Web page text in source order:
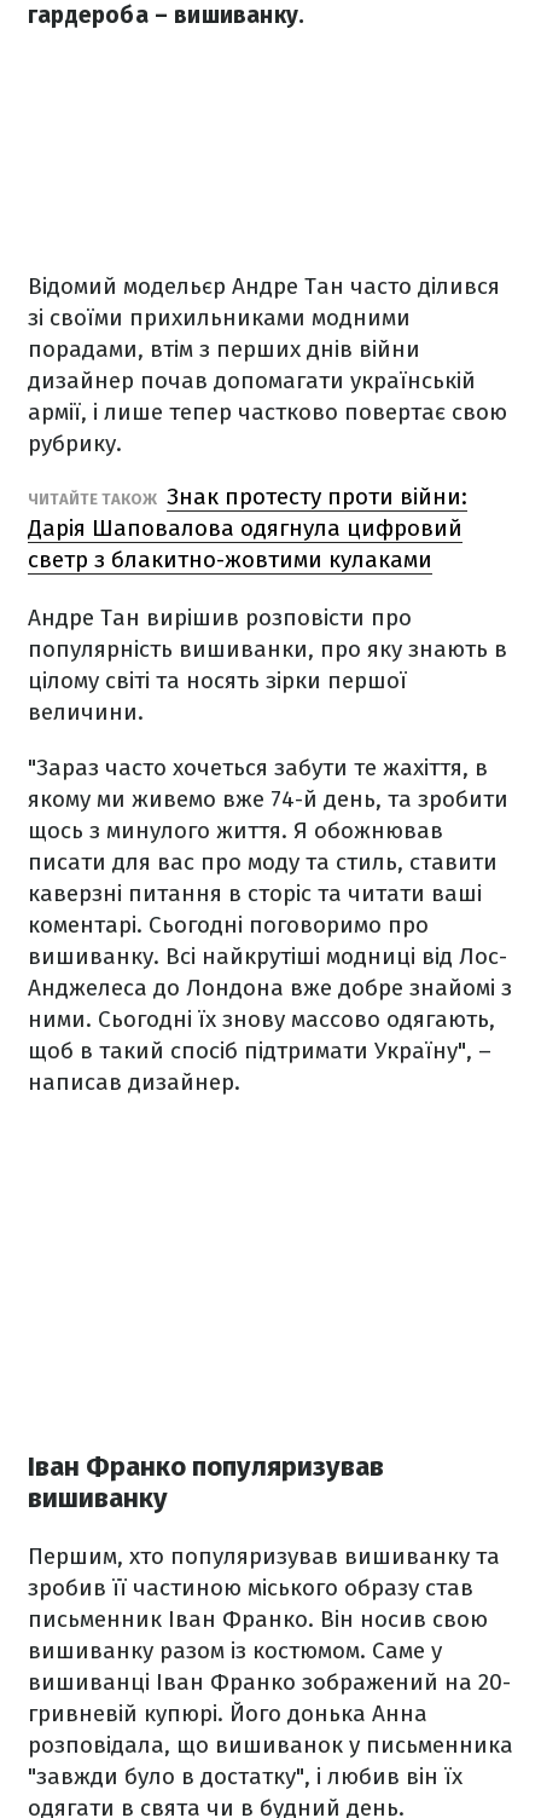
гардероба – вишиванку.
Відомий модельєр Андре Тан часто ділився
зі своїми прихильниками модними
порадами, втім з перших днів війни
дизайнер почав допомагати українській
армії, і лише тепер частково повертає свою
рубрику.
ЧИТАЙТЕ ТАКОЖ Знак протесту проти війни:
Дарія Шаповалова одягнула цифровий
светр з блакитно-жовтими кулаками
Андре Тан вирішив розповісти про
популярність вишиванки, про яку знають в
цілому світі та носять зірки першої
величини.
"Зараз часто хочеться забути те жахіття, в
якому ми живемо вже 74-й день, та зробити
щось з минулого життя. Я обожнював
писати для вас про моду та стиль, ставити
каверзні питання в сторіс та читати ваші
коментарі. Сьогодні поговоримо про
вишиванку. Всі найкрутіші модниці від Лос-
Анджелеса до Лондона вже добре знайомі з
ними. Сьогодні їх знову массово одягають,
щоб в такий спосіб підтримати Україну", –
написав дизайнер.
Іван Франко популяризував
вишиванку
Першим, хто популяризував вишиванку та
зробив її частиною міського образу став
письменник Іван Франко. Він носив свою
вишиванку разом із костюмом. Саме у
вишиванці Іван Франко зображений на 20-
гривневій купюрі. Його донька Анна
розповідала, що вишиванок у письменника
"завжди було в достатку", і любив він їх
одягати в свята чи в будний день.